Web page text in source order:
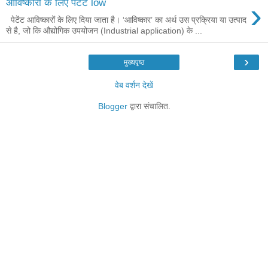
आविष्कारों के लिए पेटेंट low ›
पेटेंट आविष्कारों के लिए दिया जाता है। ‘आविष्कार’ का अर्थ उस प्रक्रिया या उत्पाद
से है, जो कि औद्योगिक उपयोजन (Industrial application) के ...
›
मुख्यपृष्ठ
वेब वर्शन देखें
Bloggerद्वारा संचालित.